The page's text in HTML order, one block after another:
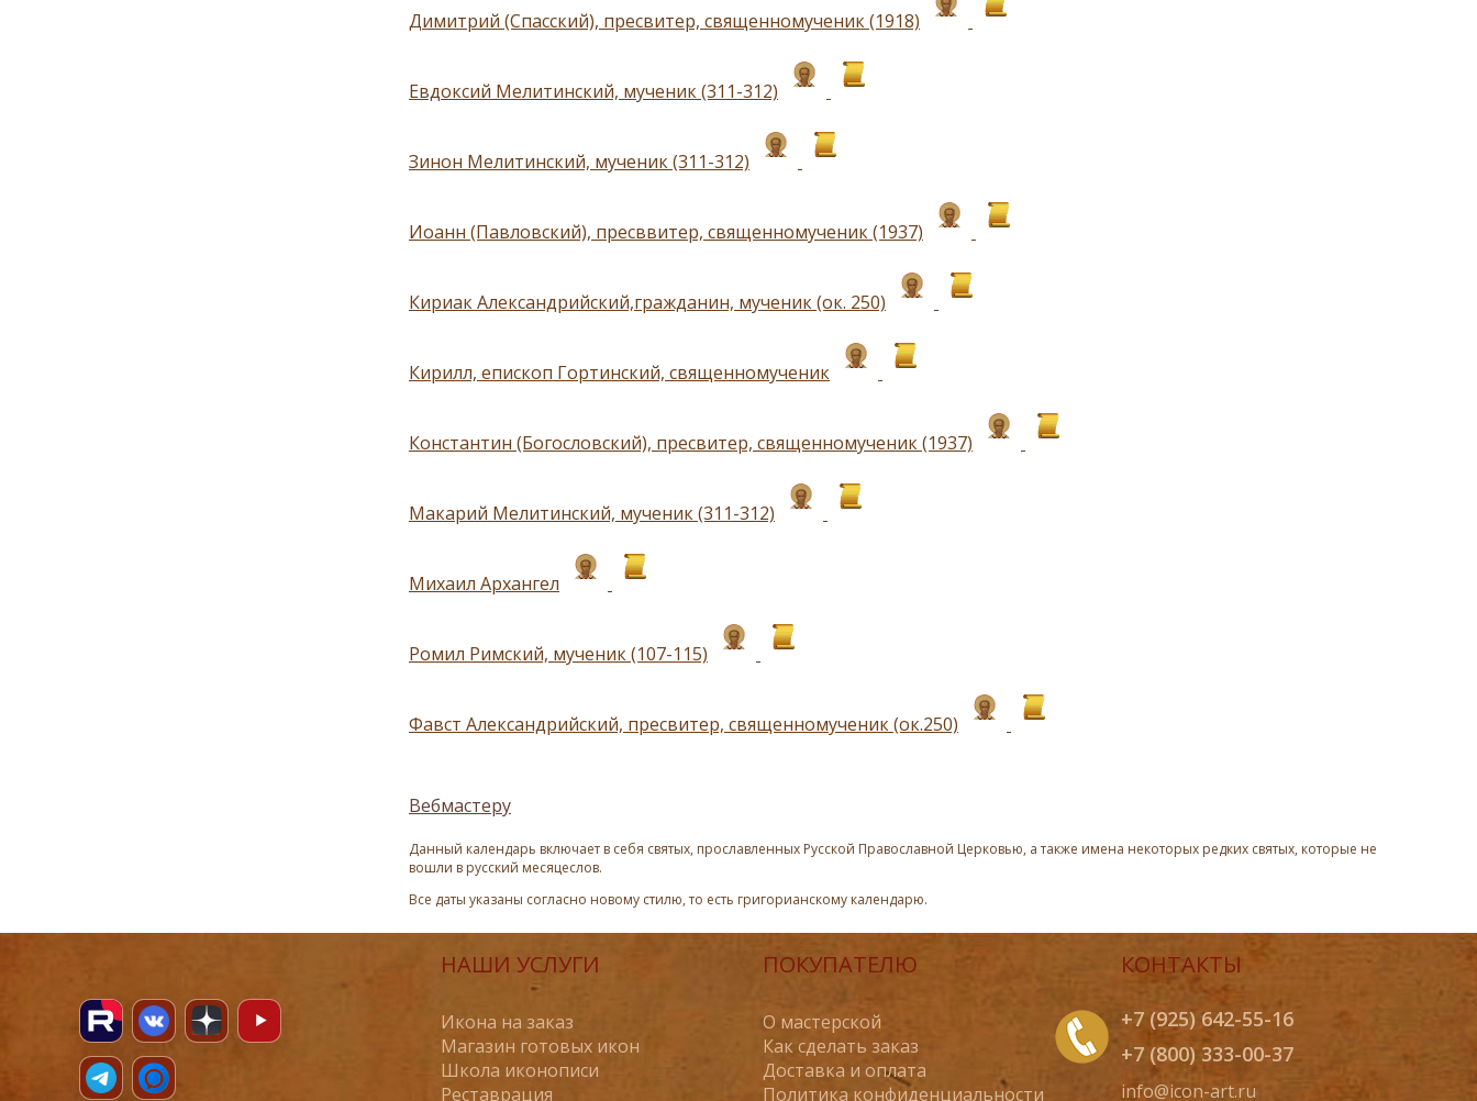
Димитрий (Спасский), пресвитер, священномученик (1918)
Евдоксий Мелитинский, мученик (311-312)
Зинон Мелитинский, мученик (311-312)
Иоанн (Павловский), пресввитер, священномученик (1937)
Кириак Александрийский,гражданин, мученик (ок. 250)
Кирилл, епископ Гортинский, священномученик
Константин (Богословский), пресвитер, священномученик (1937)
Макарий Мелитинский, мученик (311-312)
Михаил Архангел
Ромил Римский, мученик (107-115)
Фавст Александрийский, пресвитер, священномученик (ок.250)
Вебмастеру
Данный календарь включает в себя святых, прославленных Русской Православной Церковью, а также имена некоторых редких святых, которые не
вошли в русский месяцеслов.
Все даты указаны согласно новому стилю, то есть григорианскому календарю.
НАШИ УСЛУГИ
Икона на заказ
Магазин готовых икон
Школа иконописи
Реставрация
ПОКУПАТЕЛЮ
О мастерской
Как сделать заказ
Доставка и оплата
Политика конфиденциальности
КОНТАКТЫ
+7 (925) 642-55-16
+7 (800) 333-00-37
info@icon-art.ru